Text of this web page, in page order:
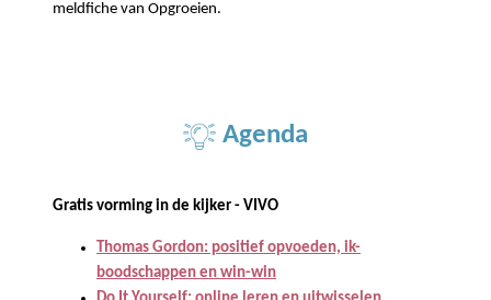
meldfiche van Opgroeien.
Agenda
Gratis vorming in de kijker - VIVO
Thomas Gordon: positief opvoeden, ik-
boodschappen en win-win